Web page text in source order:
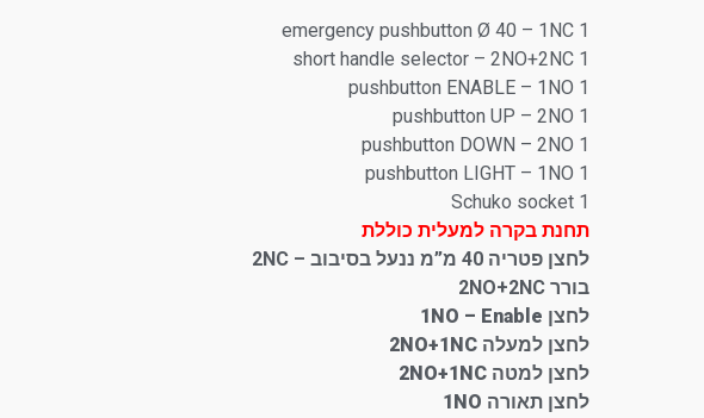
1 emergency pushbutton Ø 40 – 1NC
1 short handle selector – 2NO+2NC
1 pushbutton ENABLE – 1NO
1 pushbutton UP – 2NO
1 pushbutton DOWN – 2NO
1 pushbutton LIGHT – 1NO
1 Schuko socket
תחנת בקרה למעלית כוללת
לחצן פטריה 40 מ”מ ננעל בסיבוב – 2NC
בורר 2NO+2NC
לחצן 1NO – Enable
לחצן למעלה 2NO+1NC
לחצן למטה 2NO+1NC
לחצן תאורה 1NO